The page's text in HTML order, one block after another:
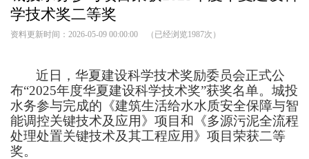
信息公开
客户服务
学技术奖二等奖
资料更新时间：2026-05-09 00:00:00 （已经浏览1987次）
近日，华夏建设科学技术奖励委员会正式公
布“2025年度华夏建设科学技术奖”获奖名单。城投
水务参与完成的《建筑生活给水水质安全保障与智
能调控关键技术及应用》项目和《多源污泥全流程
处理处置关键技术及其工程应用》项目荣获二等
奖。